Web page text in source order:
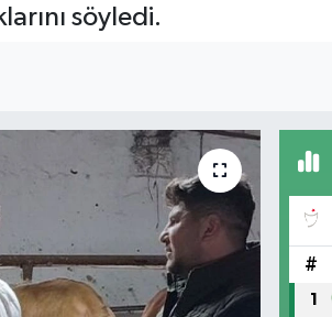
söyledi.
#
1